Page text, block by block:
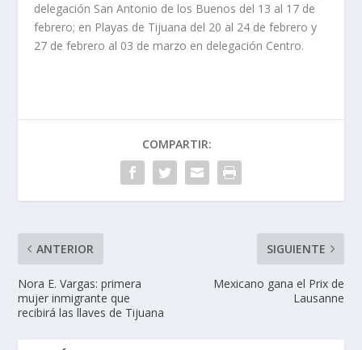
delegación San Antonio de los Buenos del 13 al 17 de
febrero; en Playas de Tijuana del 20 al 24 de febrero y
27 de febrero al 03 de marzo en delegación Centro.
COMPARTIR:
ANTERIOR
Nora E. Vargas: primera
mujer inmigrante que
recibirá las llaves de Tijuana
SIGUIENTE
Mexicano gana el Prix de
Lausanne